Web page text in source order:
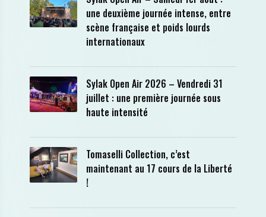
une deuxième journée intense, entre
scène française et poids lourds
internationaux
Sylak Open Air 2026 – Vendredi 31
juillet : une première journée sous
haute intensité
Tomaselli Collection, c’est
maintenant au 17 cours de la Liberté
!